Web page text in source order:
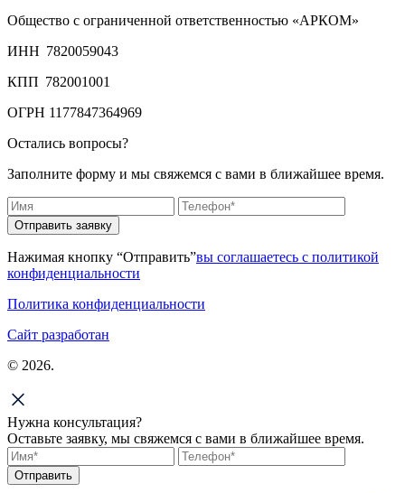
Общество с ограниченной ответственностью «АРКОМ»
ИНН 7820059043
КПП 782001001
ОГРН 1177847364969
Остались вопросы?
Заполните форму и мы свяжемся с вами в ближайшее время.
Отправить заявку
Нажимая кнопку “Отправить”вы соглашаетесь с политикой
конфиденциальности
Политика конфиденциальности
Сайт разработан
© 2026.
Нужна консультация?
Оставьте заявку, мы свяжемся с вами в ближайшее время.
Отправить